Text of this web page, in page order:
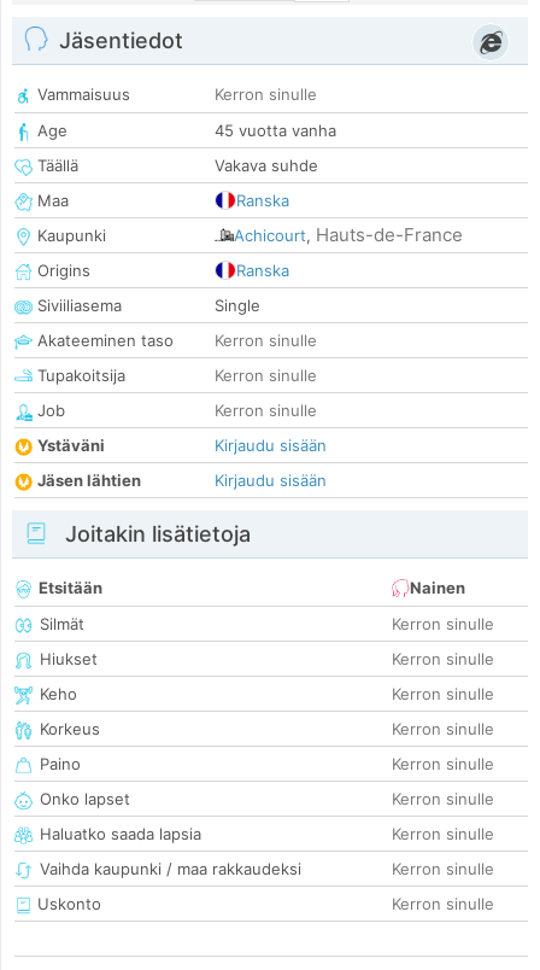
Jäsentiedot
Vammaisuus
Kerron sinulle
Age
45 vuotta vanha
Täällä
Vakava suhde
Maa
Ranska
Kaupunki
Achicourt, Hauts-de-France
Origins
Ranska
Siviiliasema
Single
Akateeminen taso
Kerron sinulle
Tupakoitsija
Kerron sinulle
Job
Kerron sinulle
Ystäväni
Kirjaudu sisään
Jäsen lähtien
Kirjaudu sisään
Joitakin lisätietoja
Etsitään
Nainen
Silmät
Kerron sinulle
Hiukset
Kerron sinulle
Keho
Kerron sinulle
Korkeus
Kerron sinulle
Paino
Kerron sinulle
Onko lapset
Kerron sinulle
Haluatko saada lapsia
Kerron sinulle
Vaihda kaupunki / maa rakkaudeksi
Kerron sinulle
Uskonto
Kerron sinulle